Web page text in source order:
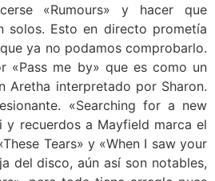
«Rumours» y hacer que
solos. Esto en directo prometía
ya no podamos comprobarlo.
«Pass me by» que es como un
Aretha interpretado por Sharon.
«Searching for a new
y recuerdos a Mayfield marca el
Tears» y «When I saw your
del disco, aún así son notables,